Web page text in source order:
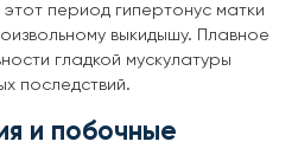
период гипертонус матки
выкидышу. Плавное
гладкой мускулатуры
последствий.
и побочные